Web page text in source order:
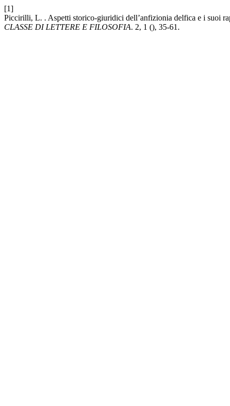
[1]
Piccirilli, L. . Aspetti storico-giuridici dell’anfizionia delfica e i suoi
CLASSE DI LETTERE E FILOSOFIA. 2, 1 (), 35-61.